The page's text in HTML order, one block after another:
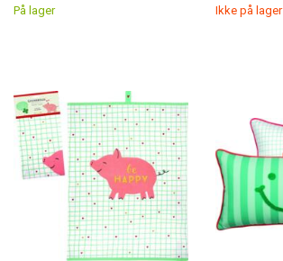
På lager
Ikke på lager